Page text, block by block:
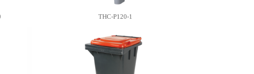
THC-P120-1